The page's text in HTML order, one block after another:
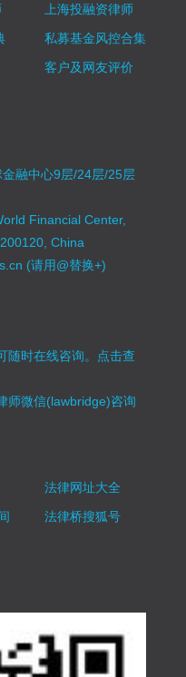
上海投融资律师
私募基金风控合集
客户及网友评价
融中心9层/24层/25层
Financial Center,
China
(请用@替换+)
时在线咨询。 点击查
师微信(lawbridge)咨询
法律网址大全
法律桥搜狐号